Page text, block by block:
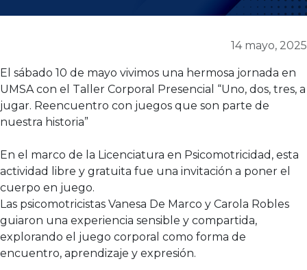
14 mayo, 2025
El sábado 10 de mayo vivimos una hermosa jornada en
UMSA con el Taller Corporal Presencial “Uno, dos, tres, a
jugar. Reencuentro con juegos que son parte de
nuestra historia”
En el marco de la Licenciatura en Psicomotricidad, esta
actividad libre y gratuita fue una invitación a poner el
cuerpo en juego.
Las psicomotricistas Vanesa De Marco y Carola Robles
guiaron una experiencia sensible y compartida,
explorando el juego corporal como forma de
encuentro, aprendizaje y expresión.